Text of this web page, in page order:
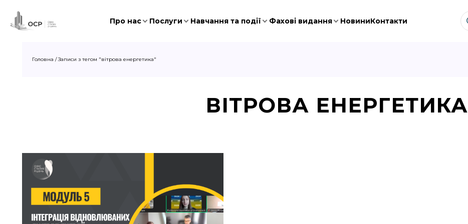
Про нас Послуги Навчання та події Фахові видання НовиниКонтакти
Головна /Записи з тегом "вітрова енергетика"
ВІТРОВА ЕНЕРГЕТИКА